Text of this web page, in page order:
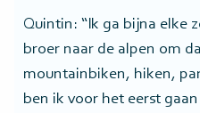
Quintin: “Ik ga bijna elke
broer naar de alpen om
mountainbiken, hiken,
ben ik voor het eerst